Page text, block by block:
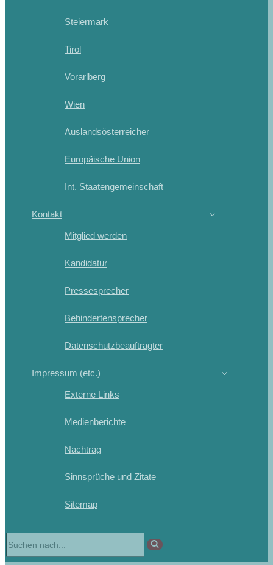
Steiermark
Tirol
Vorarlberg
Wien
Auslandsösterreicher
Europäische Union
Int. Staatengemeinschaft
Kontakt
Mitglied werden
Kandidatur
Pressesprecher
Behindertensprecher
Datenschutzbeauftragter
Impressum (etc.)
Externe Links
Medienberichte
Nachtrag
Sinnsprüche und Zitate
Sitemap